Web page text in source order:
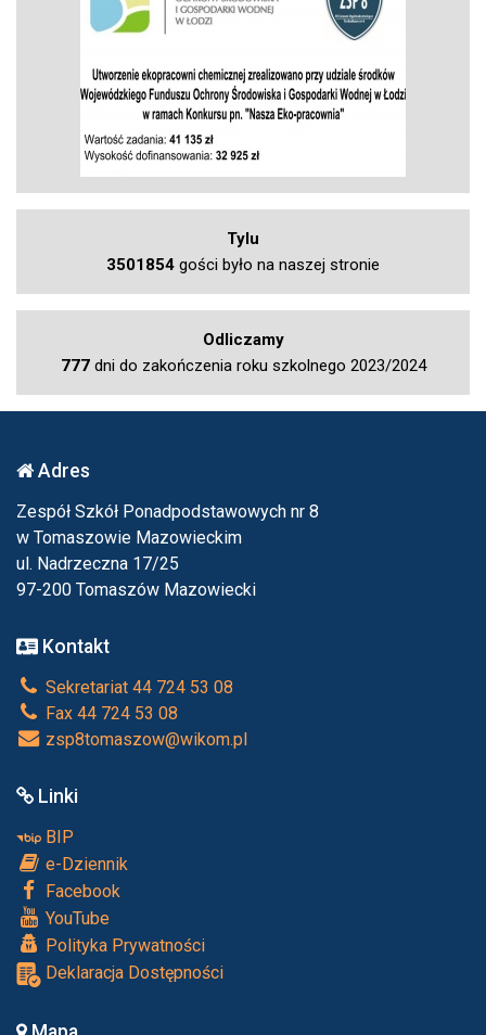
Tylu
3501854 gości było na naszej stronie
Odliczamy
777dni do zakończenia roku szkolnego 2023/2024
Adres
Zespół Szkół Ponadpodstawowych nr 8
w Tomaszowie Mazowieckim
ul. Nadrzeczna 17/25
97-200 Tomaszów Mazowiecki
Kontakt
Sekretariat 44 724 53 08
Fax 44 724 53 08
zsp8tomaszow@wikom.pl
Linki
BIP
e-Dziennik
Facebook
YouTube
Polityka Prywatności
Deklaracja Dostępności